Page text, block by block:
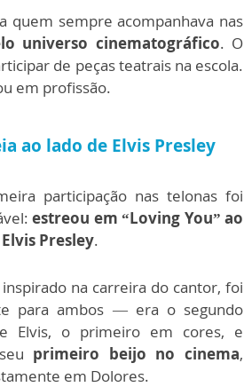
quem sempre acompanhava nas
universo cinematográfico. O
de peças teatrais na escola.
em profissão.
ao lado de Elvis Presley
participação nas telonas foi
estreou em “Loving You” ao
Presley.
na carreira do cantor, foi
para ambos — era o segundo
Elvis, o primeiro em cores, e
primeiro beijo no cinema,
em Dolores.